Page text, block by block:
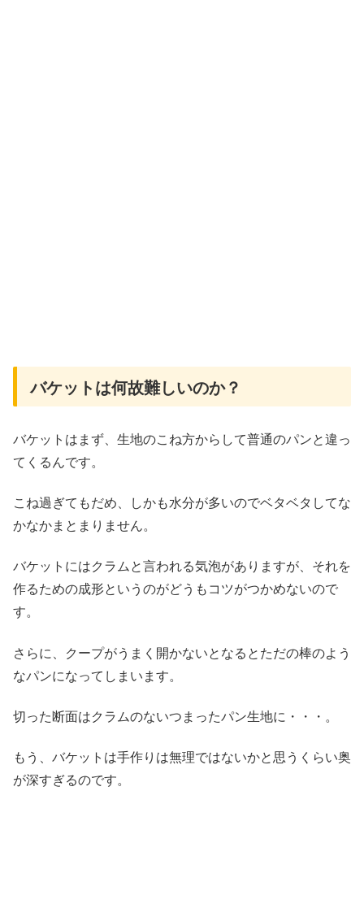
バケットは何故難しいのか？
バケットはまず、生地のこね方からして普通のパンと違っ
てくるんです。
こね過ぎてもだめ、しかも水分が多いのでベタベタしてな
かなかまとまりません。
バケットにはクラムと言われる気泡がありますが、それを
作るための成形というのがどうもコツがつかめないので
す。
さらに、クープがうまく開かないとなるとただの棒のよう
なパンになってしまいます。
切った断面はクラムのないつまったパン生地に・・・。
もう、バケットは手作りは無理ではないかと思うくらい奥
が深すぎるのです。